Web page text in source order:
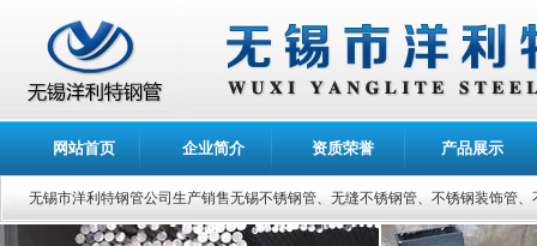
网站首页 企业简介 资质荣誉 产品展示
无锡市洋利特钢管公司生产销售无锡不锈钢管、无缝不锈钢管、不锈钢装饰管